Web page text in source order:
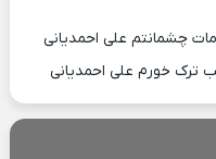
چشمانتم علی احمدیانی
ترک خورم علی احمدیانی